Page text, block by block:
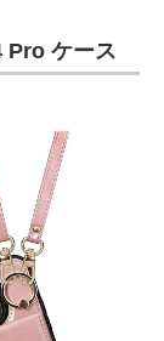
Pro ケース